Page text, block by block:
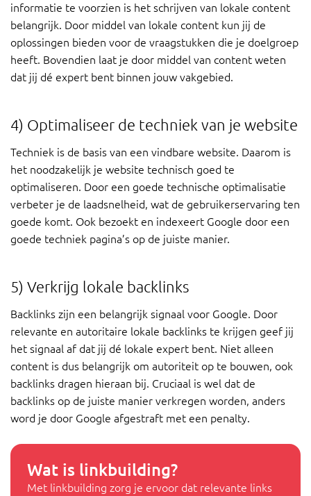
informatie te voorzien is het schrijven van lokale content
belangrijk. Door middel van lokale content kun jij de
oplossingen bieden voor de vraagstukken die je doelgroep
heeft. Bovendien laat je door middel van content weten
dat jij dé expert bent binnen jouw vakgebied.
4) Optimaliseer de techniek van je website
Techniek is de basis van een vindbare website. Daarom is
het noodzakelijk je website technisch goed te
optimaliseren. Door een goede technische optimalisatie
verbeter je de laadsnelheid, wat de gebruikerservaring ten
goede komt. Ook bezoekt en indexeert Google door een
goede techniek pagina’s op de juiste manier.
5) Verkrijg lokale backlinks
Backlinks zijn een belangrijk signaal voor Google. Door
relevante en autoritaire lokale backlinks te krijgen geef jij
het signaal af dat jij dé lokale expert bent. Niet alleen
content is dus belangrijk om autoriteit op te bouwen, ook
backlinks dragen hieraan bij. Cruciaal is wel dat de
backlinks op de juiste manier verkregen worden, anders
word je door Google afgestraft met een penalty.
Wat is linkbuilding?
Met linkbuilding zorg je ervoor dat relevante links